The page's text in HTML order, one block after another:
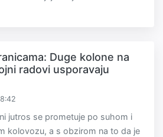
Duge kolone na
radovi usporavaju
jutros se prometuje po suhom i
kolovozu, a s obzirom na to da je